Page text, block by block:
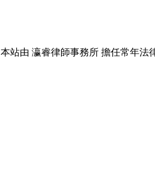
本站由 瀛睿律師事務所 擔任常年法